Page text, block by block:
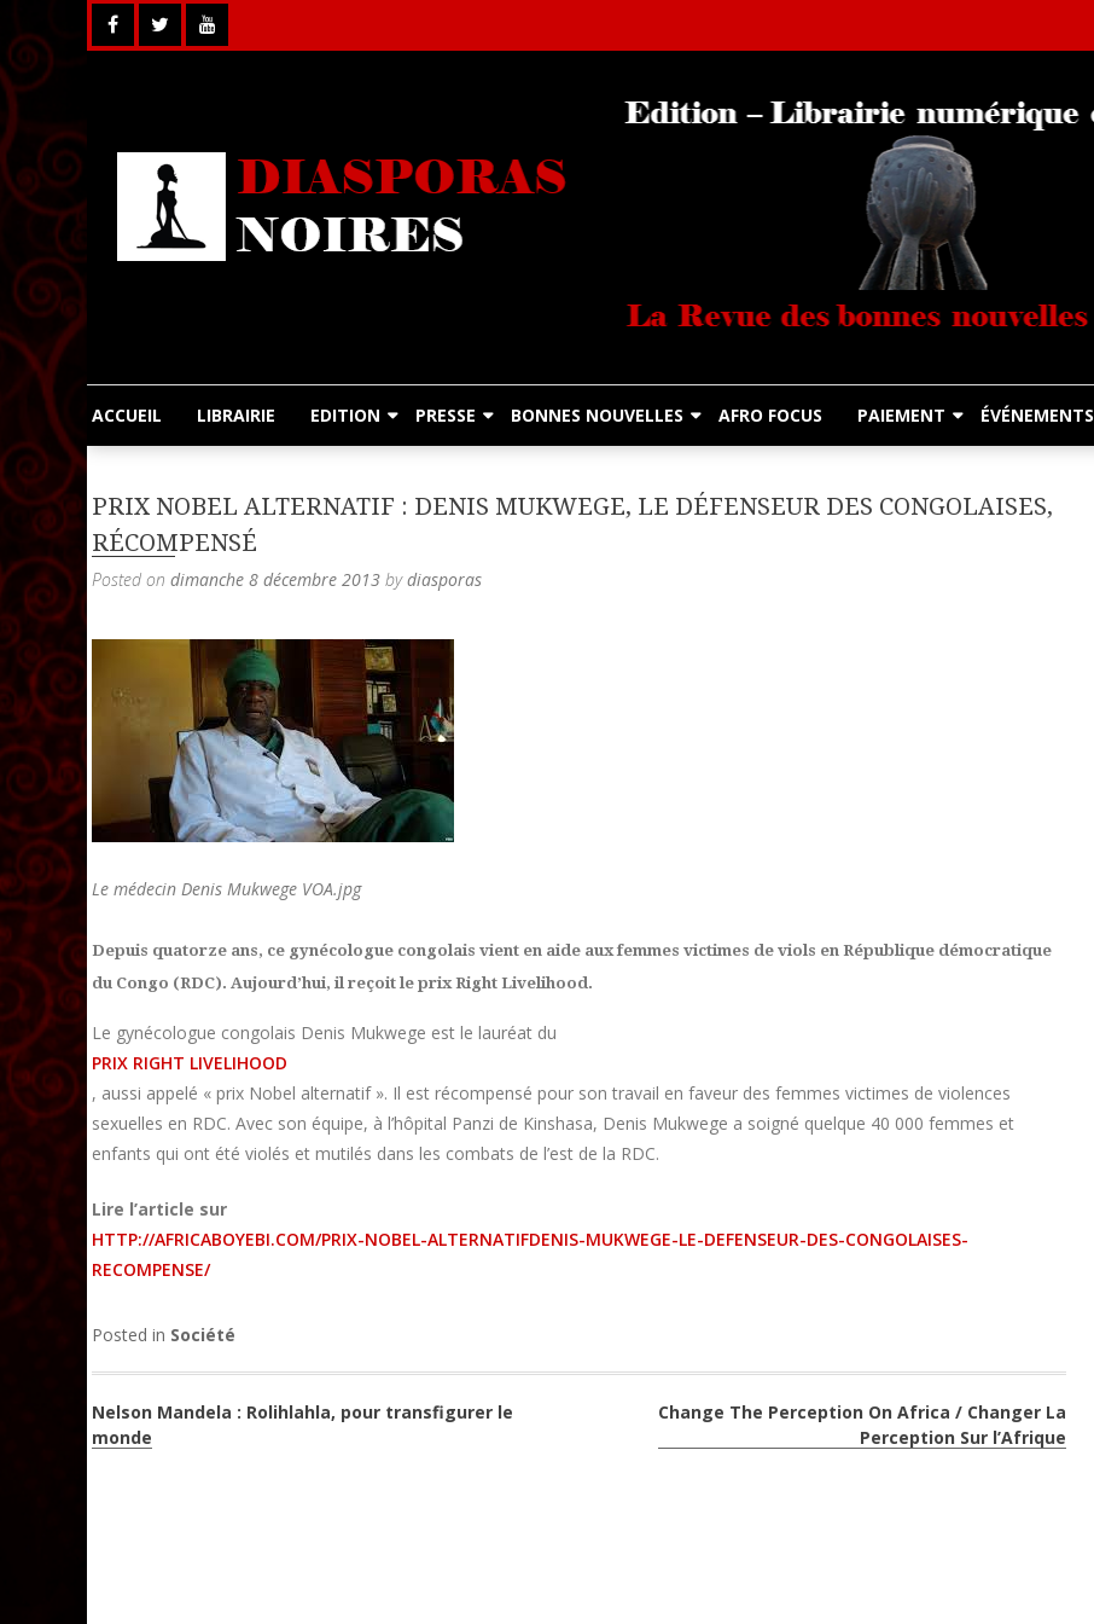
Skip
to
Diasporas Noires
ACCUEIL LIBRAIRIE EDITION PRESSE BONNES NOUVELLES AFRO FOCUS PAIEMENT ÉVÉNEMENTS
PRIX NOBEL ALTERNATIF : DENIS MUKWEGE, LE DÉFENSEUR DES CONGOLAISES,
RÉCOMPENSÉ
Posted on dimanche 8 décembre 2013 bydiasporas
Le médecin Denis Mukwege VOA.jpg
Depuis quatorze ans, ce gynécologue congolais vient en aide aux femmes victimes de viols en République démocratique
du Congo (RDC). Aujourd’hui, il reçoit le prix Right Livelihood.
Le gynécologue congolais Denis Mukwege est le lauréat du
PRIX RIGHT LIVELIHOOD
, aussi appelé « prix Nobel alternatif ». Il est récompensé pour son travail en faveur des femmes victimes de violences
sexuelles en RDC. Avec son équipe, à l’hôpital Panzi de Kinshasa, Denis Mukwege a soigné quelque 40 000 femmes et
enfants qui ont été violés et mutilés dans les combats de l’est de la RDC.
Lire l’article sur
HTTP://AFRICABOYEBI.COM/PRIX-NOBEL-ALTERNATIFDENIS-MUKWEGE-LE-DEFENSEUR-DES-CONGOLAISES-
RECOMPENSE/
Posted in Société
Navigation
Nelson Mandela : Rolihlahla, pour transfigurer le
monde
Change The Perception On Africa / Changer La
Perception Sur l’Afrique